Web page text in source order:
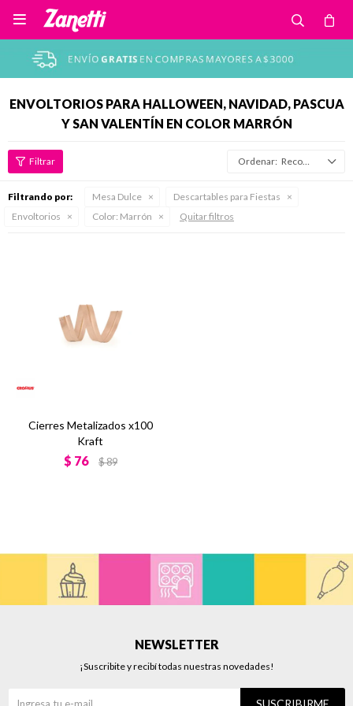

ENVOLTORIOS PARA HALLOWEEN, NAVIDAD, PASCUA
Y SAN VALENTÍN EN COLOR MARRÓN
Recomendados
Filtrando por: Mesa Dulce
Descartables para Fiestas
Envoltorios
Color: Marrón Quitar filtros
Cierres Metalizados x100
Kraft
$ 76 $89
NEWSLETTER
¡Suscribite y recibí todas nuestras novedades!
SUSCRIBIRME